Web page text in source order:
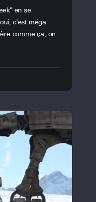
en se
c'est méga
comme ça, on